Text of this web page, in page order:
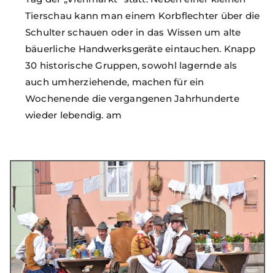
Tierschau kann man einem Korbflechter über die
Schulter schauen oder in das Wissen um alte
bäuerliche Handwerksgeräte eintauchen. Knapp
30 historische Gruppen, sowohl lagernde als
auch umherziehende, machen für ein
Wochenende die vergangenen Jahrhunderte
wieder lebendig. am